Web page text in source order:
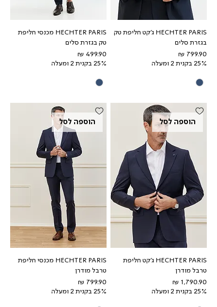
HECHTER PARIS ג'קט חליפת טק
בגזרת סלים
מחיר
25% בקנית 2 ומעלה
HECHTER PARIS מכנסי חליפת
טק בגזרת סלים
מחיר
25% בקנית 2 ומעלה
הוספה לסל
HECHTER PARIS ג'קט חליפת
טרבל מודרן
מחיר
25% בקנית 2 ומעלה
הוספה לסל
HECHTER PARIS מכנסי חליפת
טרבל מודרן
מחיר
25% בקנית 2 ומעלה